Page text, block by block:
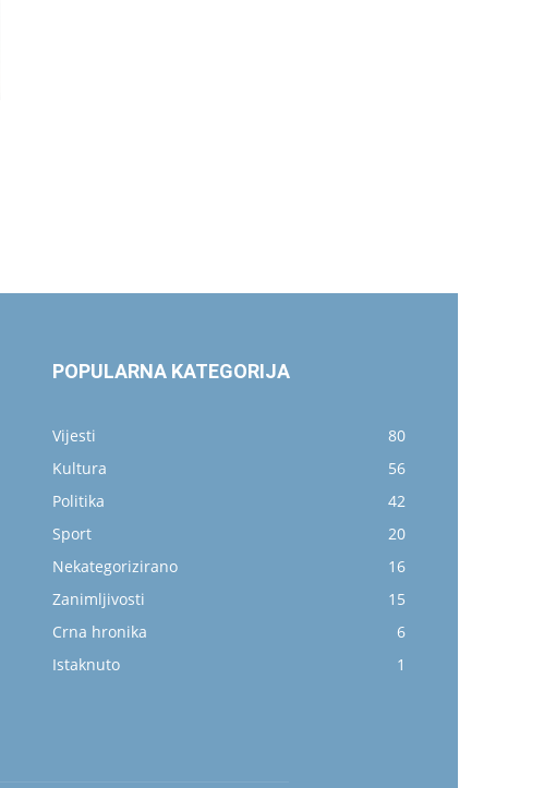
POPULARNA KATEGORIJA
Vijesti
80
Kultura
56
Politika
42
Sport
20
Nekategorizirano
16
Zanimljivosti
15
Crna hronika
6
Istaknuto
1